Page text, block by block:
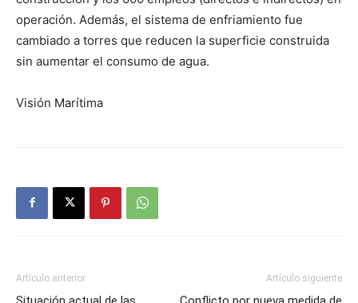
operación. Además, el sistema de enfriamiento fue
cambiado a torres que reducen la superficie construida
sin aumentar el consumo de agua.
Visión Marítima
Artículo anterior Artículo siguiente